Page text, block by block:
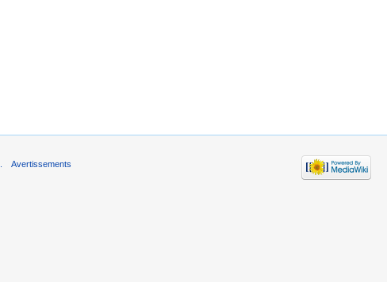
Avertissements